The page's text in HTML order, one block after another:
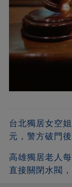
台北獨居女空
元，警方破門
高雄獨居老人
直接關閉水閥